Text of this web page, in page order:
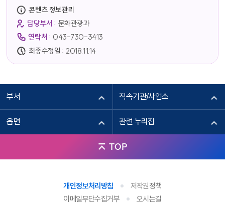
콘텐츠 정보관리
담당부서 : 문화관광과
연락처 : 043-730-3413
최종수정일 : 2018.11.14
부서 직속기관/사업소
읍면 관련 누리집
TOP
개인정보처리방침
저작권정책
이메일무단수집거부
오시는길